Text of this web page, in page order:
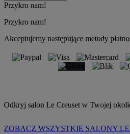
Przykro nam!
Przykro nam!
Akceptujemy następujące metody
Odkryj salon Le Creuset w Twojej
ZOBACZ WSZYSTKIE SALONY